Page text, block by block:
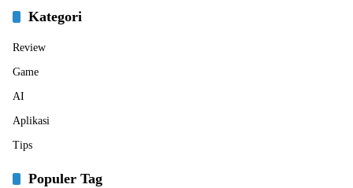
Kategori
Review
Game
AI
Aplikasi
Tips
Populer Tag